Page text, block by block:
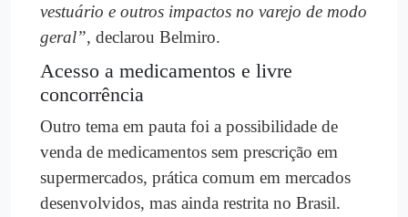
vestuário e outros impactos no varejo de modo
geral”, declarou Belmiro.
Acesso a medicamentos e livre
concorrência
Outro tema em pauta foi a possibilidade de
venda de medicamentos sem prescrição em
supermercados, prática comum em mercados
desenvolvidos, mas ainda restrita no Brasil.